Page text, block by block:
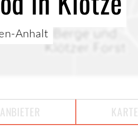
Anhalt
ANBIETER KARTE